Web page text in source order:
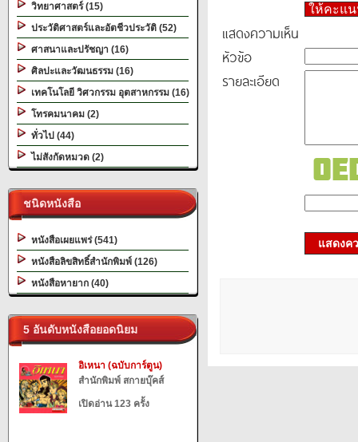
วิทยาศาสตร์ (15)
ประวัติศาสตร์และอัตชีวประวัติ (52)
ศาสนาและปรัชญา (16)
ศิลปะและวัฒนธรรม (16)
เทคโนโลยี วิศวกรรม อุตสาหกรรม (16)
โทรคมนาคม (2)
ทั่วไป (44)
ไม่สังกัดหมวด (2)
ชนิดหนังสือ
หนังสือเผยแพร่ (541)
หนังสือลิขสิทธิ์สำนักพิมพ์ (126)
หนังสือหายาก (40)
5 อันดับหนังสือยอดนิยม
อิเหนา (ฉบับการ์ตูน)
สำนักพิมพ์ สกายบุ๊คส์
เปิดอ่าน 123 ครั้ง
ให้คะแ
แสดงความเห็น
หัวข้อ
รายละเอียด
แสดงค